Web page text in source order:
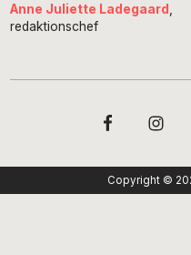
Anne Juliette Ladegaard
redaktionschef
Copyright ©